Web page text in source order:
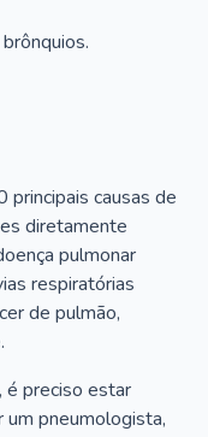
principais causas de
diretamente
pulmonar
respiratórias
de pulmão,
é preciso estar
um pneumologista,